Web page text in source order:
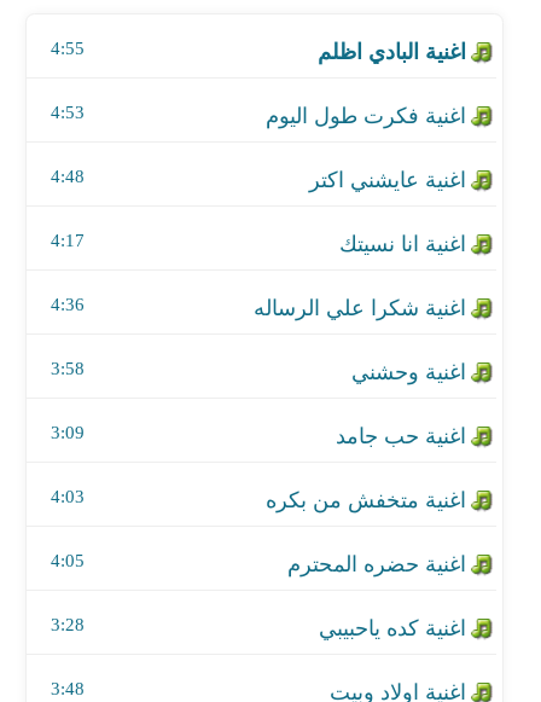
4:55
4:53
4:48
4:17
اغنية شكرا علي الرساله
4:36
اغنية وحشني
3:58
3:09
4:03
4:05
اغنية كده ياحبيبي
3:28
اغنية اولاد وبيت
3:48
اغنية مش واقفه علي حد